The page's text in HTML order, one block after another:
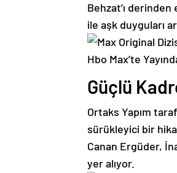
Behzat’ı
ile aşk duyguları
Güçlü
Ortaks Yapım
sürükleyici bir
Canan Ergüder,
yer alıyor.